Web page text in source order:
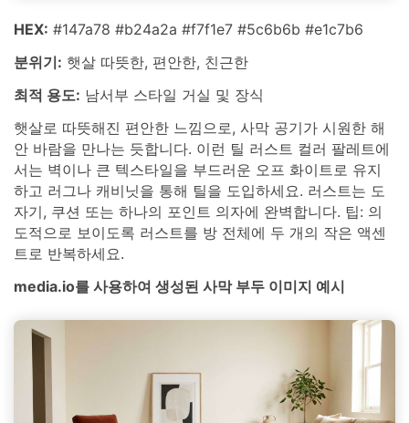
HEX: #147a78 #b24a2a #f7f1e7 #5c6b6b #e1c7b6
분위기: 햇살 따뜻한, 편안한, 친근한
최적 용도: 남서부 스타일 거실 및 장식
햇살로 따뜻해진 편안한 느낌으로, 사막 공기가 시원한 해
안 바람을 만나는 듯합니다. 이런 틸 러스트 컬러 팔레트에
서는 벽이나 큰 텍스타일을 부드러운 오프 화이트로 유지
하고 러그나 캐비닛을 통해 틸을 도입하세요. 러스트는 도
자기, 쿠션 또는 하나의 포인트 의자에 완벽합니다. 팁: 의
도적으로 보이도록 러스트를 방 전체에 두 개의 작은 액센
트로 반복하세요.
media.io를 사용하여 생성된 사막 부두 이미지 예시